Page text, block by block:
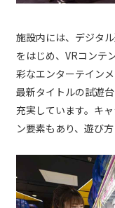
施設内には、デジタ
をはじめ、VRコンテ
彩なエンターテイン
最新タイトルの試遊
充実しています。キ
ン要素もあり、遊び方